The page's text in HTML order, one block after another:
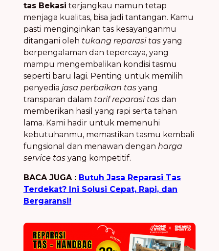
tas Bekasi terjangkau namun tetap
menjaga kualitas, bisa jadi tantangan. Kamu
pasti menginginkan tas kesayanganmu
ditangani oleh tukang reparasi tas yang
berpengalaman dan tepercaya, yang
mampu mengembalikan kondisi tasmu
seperti baru lagi. Penting untuk memilih
penyedia jasa perbaikan tas yang
transparan dalam tarif reparasi tas dan
memberikan hasil yang rapi serta tahan
lama. Kami hadir untuk memenuhi
kebutuhanmu, memastikan tasmu kembali
fungsional dan menawan dengan harga
service tas yang kompetitif.
BACA JUGA : Butuh Jasa Reparasi Tas
Terdekat? Ini Solusi Cepat, Rapi, dan
Bergaransi!